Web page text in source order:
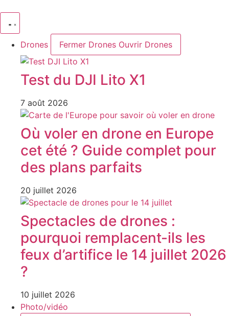
contenu
Drones
Fermer Drones Ouvrir Drones
Test du DJI Lito X1
7 août 2026
Où voler en drone en Europe
cet été ? Guide complet pour
des plans parfaits
20 juillet 2026
Spectacles de drones :
pourquoi remplacent-ils les
feux d’artifice le 14 juillet 2026
?
10 juillet 2026
Photo/vidéo